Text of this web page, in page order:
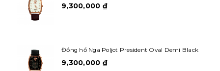
9,300,000 ₫
Đồng hồ Nga Poljot President Oval Demi Black
9,300,000 ₫